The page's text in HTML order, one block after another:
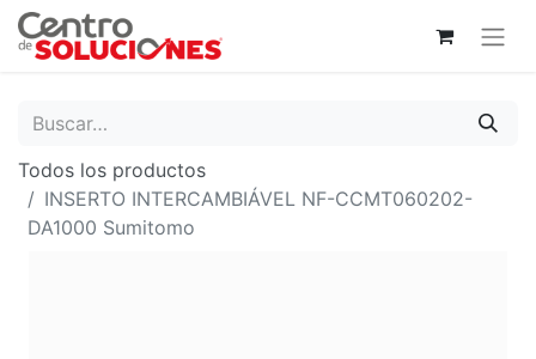
Todos los productos
INSERTO INTERCAMBIÁVEL NF-CCMT060202-
DA1000 Sumitomo